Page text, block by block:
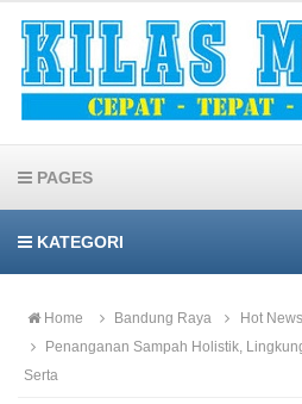
PAGES
KATEGORI
Home Bandung Raya Hot News
Penanganan Sampah Holistik,
Serta